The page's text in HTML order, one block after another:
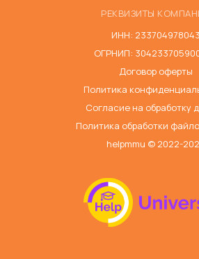
РЕКВИЗИТЫ
Политика
Согласие на обработку
Политика обработки
Договор оферты
helpmmu © 2022-
ИНН: 233704978043
ОГРНИП: